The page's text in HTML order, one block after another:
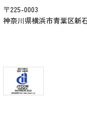
〒225-0003
神奈川県横浜市青葉区新